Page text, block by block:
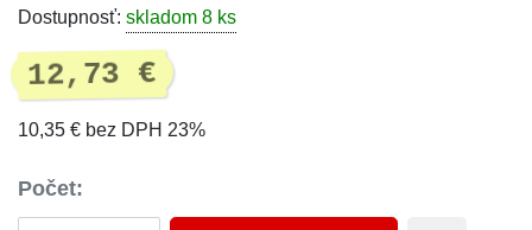
Dostupnosť: skladom 8 ks
12,73 €
10,35 € bez DPH 23%
Počet: